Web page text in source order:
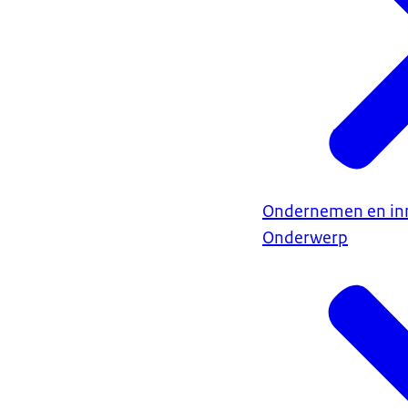
Ondernemen en
Onderwerp